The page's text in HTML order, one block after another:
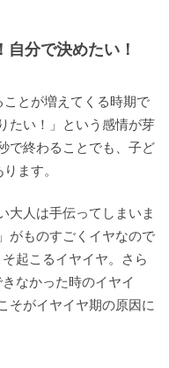
自分で決めたい！
とが増えてくる時期で
たい！」という感情が芽
で終わることでも、子ど
ます。
大人は手伝ってしまいま
がものすごくイヤなので
起こるイヤイヤ。さら
なかった時のイヤイ
そがイヤイヤ期の原因に